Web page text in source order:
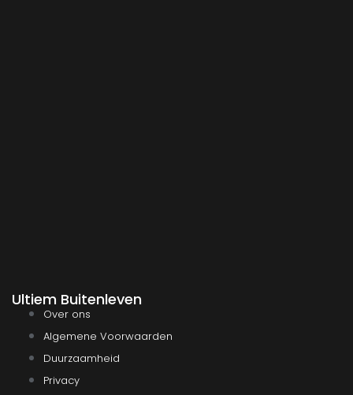
Ultiem Buitenleven
Over ons
Algemene Voorwaarden
Duurzaamheid
Privacy